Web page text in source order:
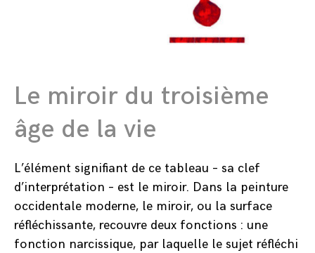
Le miroir du troisième
âge de la vie
L’élément signifiant de ce tableau – sa clef
d’interprétation – est le miroir. Dans la peinture
occidentale moderne, le miroir, ou la surface
réfléchissante, recouvre deux fonctions : une
fonction narcissique, par laquelle le sujet réfléchi